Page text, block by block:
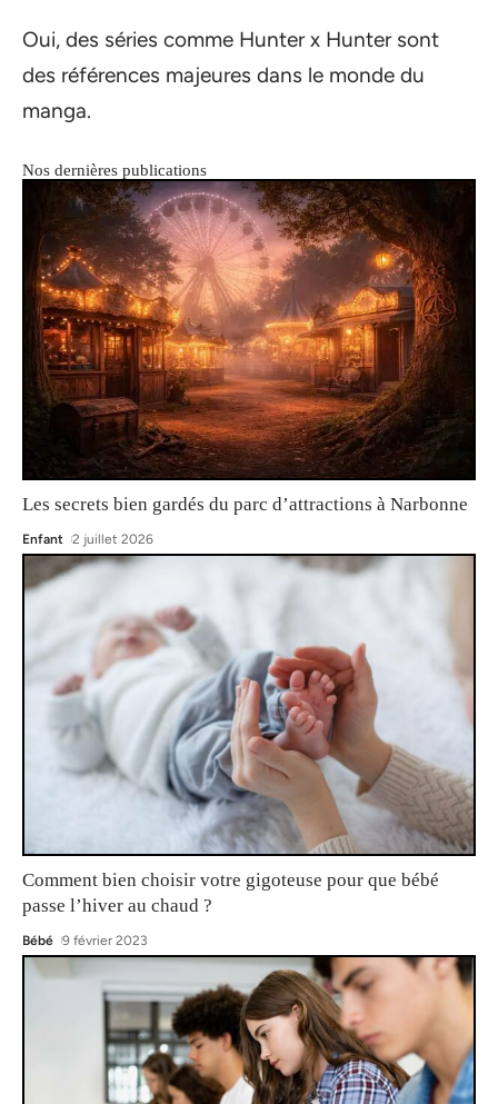
Oui, des séries comme Hunter x Hunter sont
des références majeures dans le monde du
manga.
Nos dernières publications
Les secrets bien gardés du parc d’attractions à Narbonne
Enfant 2 juillet 2026
Comment bien choisir votre gigoteuse pour que bébé
passe l’hiver au chaud ?
Bébé 9 février 2023